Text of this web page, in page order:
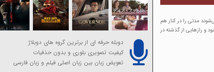
واسطه قرنطینه کووید-19 در سال 2020، مجبور می‌شوند مدتی را در کنار هم
و رازهایی از گذشته در
دوبله حرفه ای از برترین گروه های دوبلاژ
کیفیت تصویری بلوری و بدون حذفیات
تعویض زبان بین زبان اصلی فیلم و زبان فارسی